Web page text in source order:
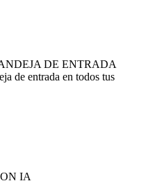
DE ENTRADA
de entrada en todos tus
IA